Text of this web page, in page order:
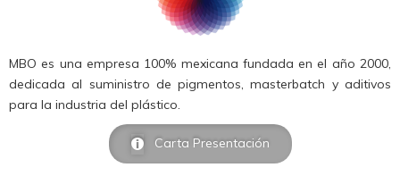
MBO es una empresa 100% mexicana fundada en el año 2000,
dedicada al suministro de pigmentos, masterbatch y aditivos
para la industria del plástico.
Carta Presentación